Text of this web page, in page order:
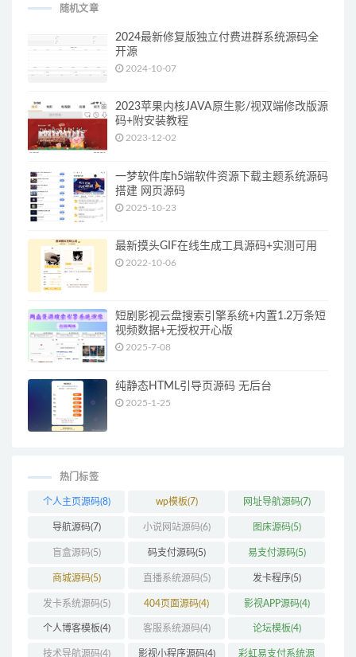
随机文章
2024最新修复版独立付费进群系统源码全
开源
2024-10-07
2023苹果内核JAVA原生影/视双端修改版源
码+附安装教程
2023-12-02
一梦软件库h5端软件资源下载主题系统源码
搭建 网页源码
2025-10-23
最新摸头GIF在线生成工具源码+实测可用
2022-10-06
短剧影视云盘搜索引擎系统+内置1.2万条短
视频数据+无授权开心版
2025-7-08
纯静态HTML引导页源码 无后台
2025-1-25
热门标签
个人主页源码(8) wp模板(7) 网址导航源码(7)
导航源码(7) 小说网站源码(6) 图床源码(5)
盲盒源码(5) 码支付源码(5) 易支付源码(5)
商城源码(5) 直播系统源码(5) 发卡程序(5)
发卡系统源码(5) 404页面源码(4) 影视APP源码(4)
个人博客模板(4) 客服系统源码(4) 论坛模板(4)
技术导航源码(4) 影视小程序源码(4) 彩虹易支付系统源